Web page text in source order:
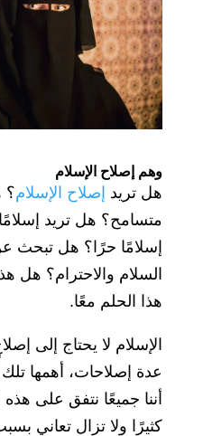
وهم إصلاح الإسلام
هل تريد إصلاح الإسلام؟
متسامح؟ هل تريد
إسلامًا حرًا؟ هل تبحث
السلام والاحترام؟ هل
هذا الحلم معًا.
الإسلام لا يحتاج إلى
عدة إصلاحات، أهمها تلك
أننا جميعًا نتفق على
كثيرًا ولا تزال تعاني